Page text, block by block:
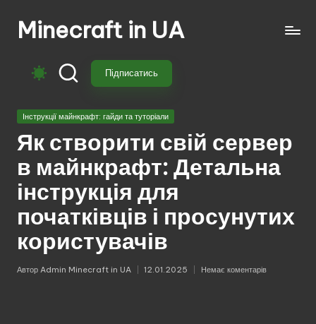
ПерейтиMinecraft in UA
свіжі
моди
Майнкрафт:
моби,
зброя,
техніка,
магія.
Завантажуй
моди
Minecraft
Підписатись
Опубліковано
Інструкції майнкрафт: гайди та туторіали
Як створити свій сервер
в майнкрафт: Детальна
інструкція для
початківців і просунутих
користувачів
Опубліковано
Автор Admin Minecraft in UA 12.01.2025 Немає коментарів